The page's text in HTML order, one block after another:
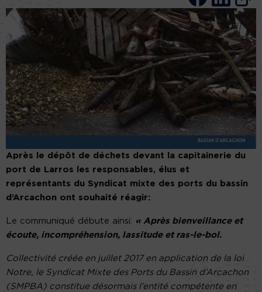
Après le dépôt de déchets devant la capitainerie du
port de Larros les responsables, élus et
représentants du Syndicat mixte des ports du bassin
d’Arcachon ont souhaité réagir:
Le communiqué débute ainsi: « Après bienveillance et
écoute, incompréhension, lassitude et ras-le-bol.
Collectivité créée en juillet 2017 en application de la loi
Notre, le Syndicat Mixte des Ports du Bassin d’Arcachon
(SMPBA) constitue désormais l’entité compétente en